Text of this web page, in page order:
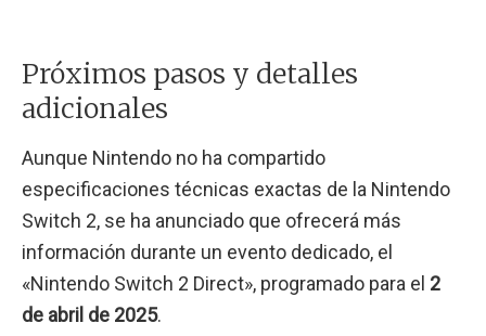
Próximos pasos y detalles
adicionales
Aunque Nintendo no ha compartido
especificaciones técnicas exactas de la Nintendo
Switch 2, se ha anunciado que ofrecerá más
información durante un evento dedicado, el
«Nintendo Switch 2 Direct», programado para el 2
de abril de 2025.